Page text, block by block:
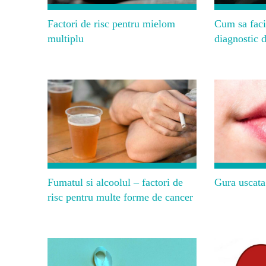
Factori de risc pentru mielom
multiplu
Cum sa
diagnostic
Fumatul si alcoolul – factori de
risc pentru multe forme de cancer
Gura